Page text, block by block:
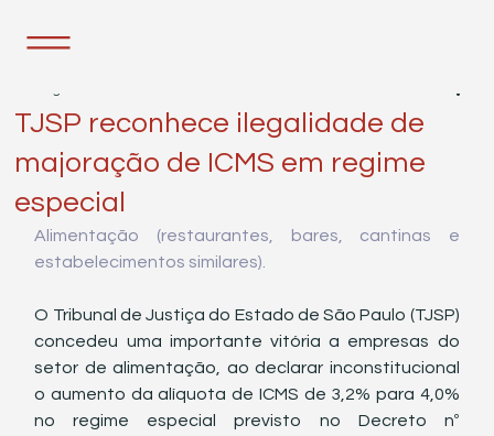
TJSP reconhece ilegalidade de
majoração de ICMS em regime
especial
Alimentação (restaurantes, bares, cantinas e
estabelecimentos similares).
O Tribunal de Justiça do Estado de São Paulo (TJSP)
concedeu uma importante vitória a empresas do
setor de alimentação, ao declarar inconstitucional
o aumento da alíquota de ICMS de 3,2% para 4,0%
no regime especial previsto no Decreto nº